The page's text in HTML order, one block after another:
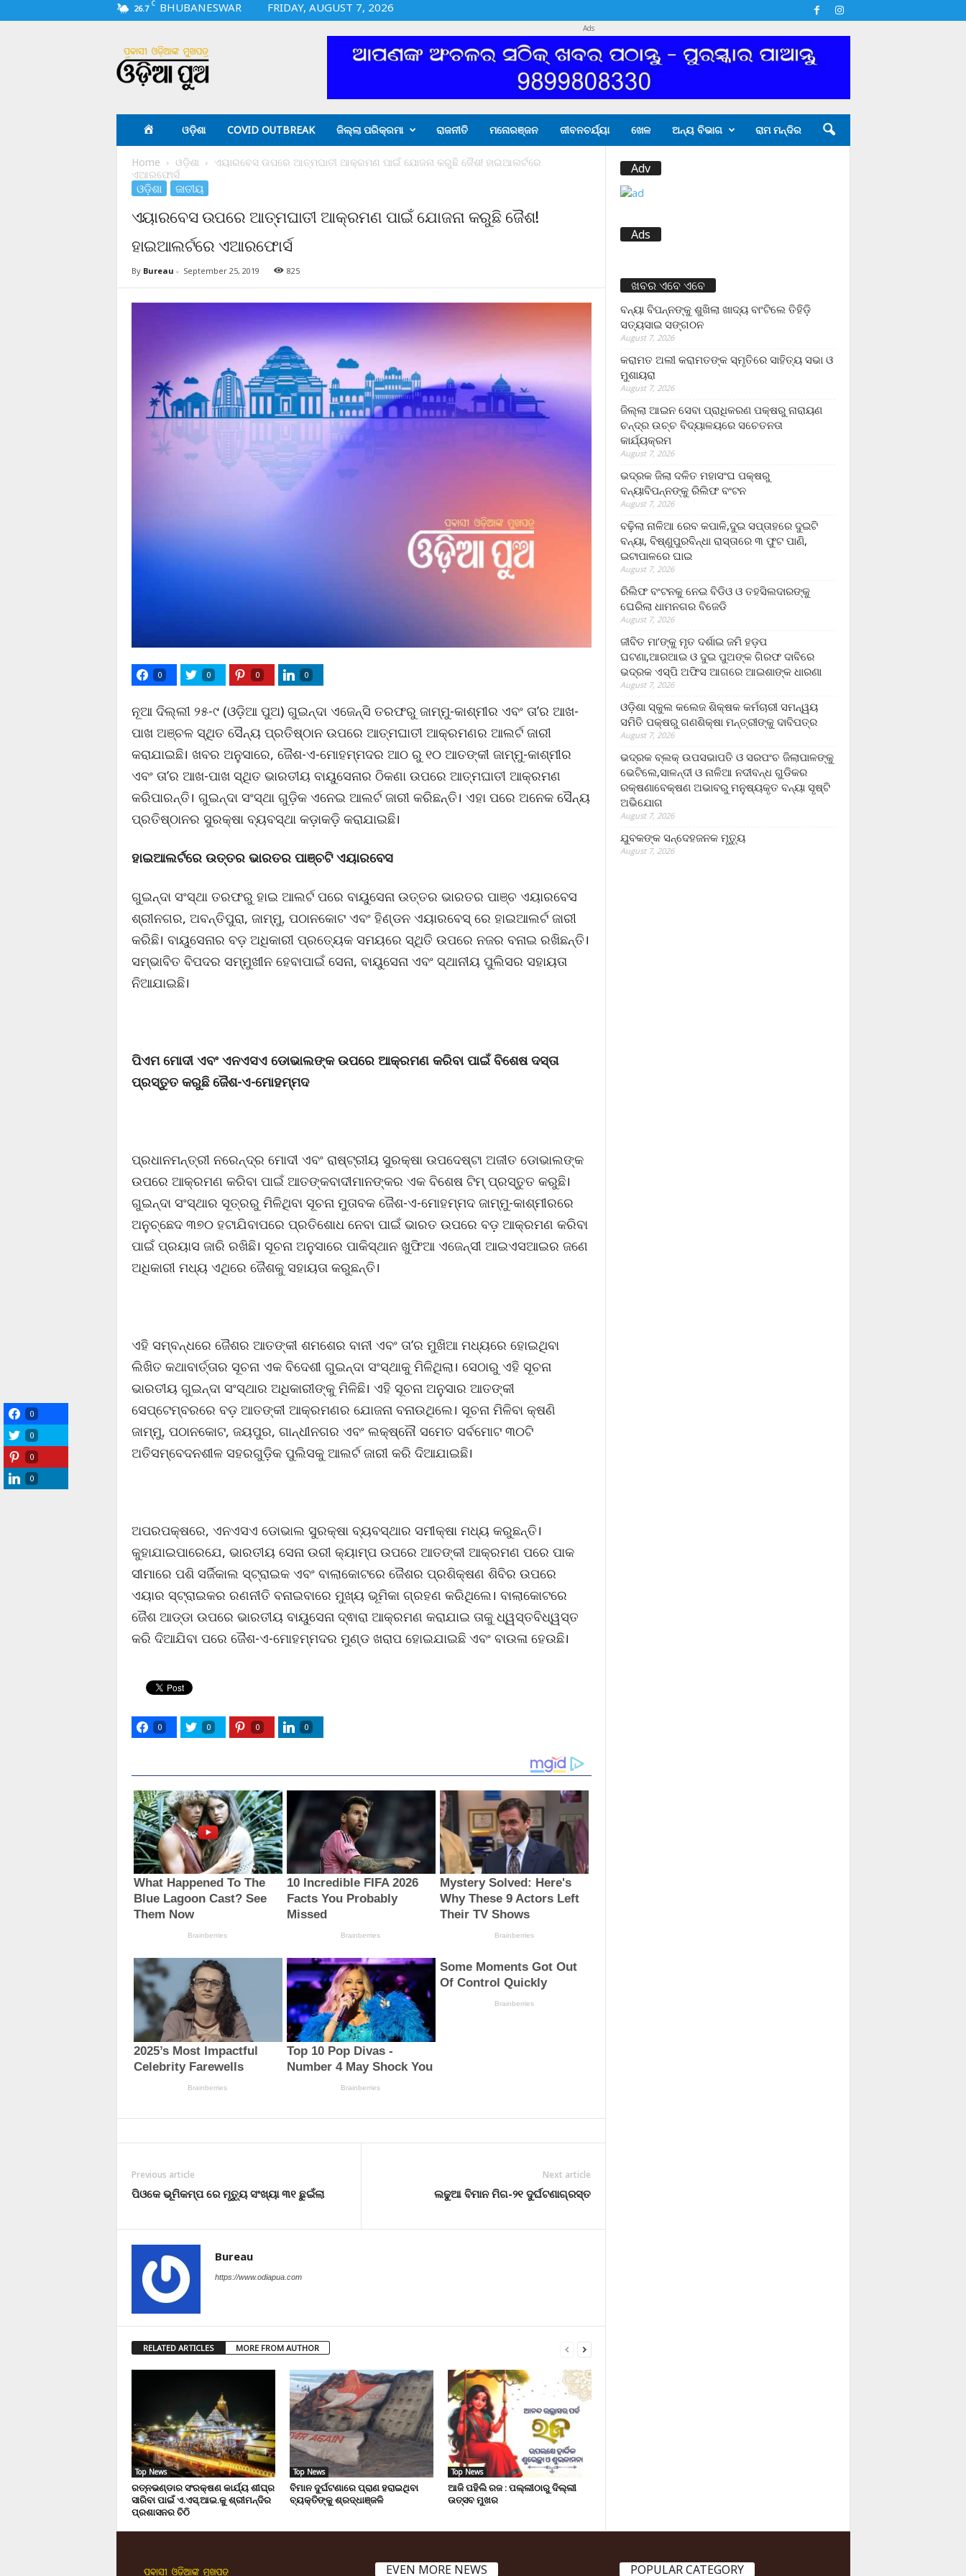
26.7 C BHUBANESWAR
FRIDAY, AUGUST 7, 2026
i
a
Ads
ଓଡ଼ିଶା COVID OUTBREAK ଜିଲ୍ଲା ପରିକ୍ରମା ରାଜନୀତି ମନୋରଞ୍ଜନ ଜୀବନଚର୍ଯ୍ୟା ଖେଳ ଅନ୍ୟ ବିଭାଗ ରାମ ମନ୍ଦିର
Home ଓଡ଼ିଶା
ଏୟାରବେସ ଉପରେ ଆତ୍ମଘାତୀ ଆକ୍ରମଣ ପାଇଁ ଯୋଜନା କରୁଛି ଜୈଶ! ହାଇଆଲର୍ଟରେ
ଏଆରଫୋର୍ସ
ଓଡ଼ିଶା ଜାତୀୟ
ଏୟାରବେସ ଉପରେ ଆତ୍ମଘାତୀ ଆକ୍ରମଣ ପାଇଁ ଯୋଜନା କରୁଛି ଜୈଶ!
ହାଇଆଲର୍ଟରେ ଏଆରଫୋର୍ସ
By Bureau - September 25, 2019 825
0 0 0 0
ନୂଆ ଦିଲ୍ଲୀ ୨୫-୯ (ଓଡ଼ିଆ ପୁଅ) ଗୁଇନ୍ଦା ଏଜେନ୍ସି ତରଫରୁ ଜାମ୍ମୁ-କାଶ୍ମୀର ଏବଂ ତା’ର ଆଖ-
ପାଖ ଅଞ୍ଚଳ ସ୍ଥିତ ସୈନ୍ୟ ପ୍ରତିଷ୍ଠାନ ଉପରେ ଆତ୍ମଘାତୀ ଆକ୍ରମଣର ଆଲର୍ଟ ଜାରୀ
କରାଯାଇଛି। ଖବର ଅନୁସାରେ, ଜୈଶ-ଏ-ମୋହମ୍ମଦର ଆଠ ରୁ ୧୦ ଆତଙ୍କୀ ଜାମ୍ମୁ-କାଶ୍ମୀର
ଏବଂ ତା’ର ଆଖ-ପାଖ ସ୍ଥିତ ଭାରତୀୟ ବାୟୁସେନାର ଠିକଣା ଉପରେ ଆତ୍ମଘାତୀ ଆକ୍ରମଣ
କରିପାରନ୍ତି। ଗୁଇନ୍ଦା ସଂସ୍ଥା ଗୁଡ଼ିକ ଏନେଇ ଆଲର୍ଟ ଜାରୀ କରିଛନ୍ତି। ଏହା ପରେ ଅନେକ ସୈନ୍ୟ
ପ୍ରତିଷ୍ଠାନର ସୁରକ୍ଷା ବ୍ୟବସ୍ଥା କଡ଼ାକଡ଼ି କରାଯାଇଛି।
ହାଇଆଲର୍ଟରେ ଉତ୍ତର ଭାରତର ପାଞ୍ଚଟି ଏୟାରବେସ
ଗୁଇନ୍ଦା ସଂସ୍ଥା ତରଫରୁ ହାଇ ଆଲର୍ଟ ପରେ ବାୟୁସେନା ଉତ୍ତର ଭାରତର ପାଞ୍ଚ ଏୟାରବେସ
ଶ୍ରୀନଗର, ଅବନ୍ତିପୁରା, ଜାମ୍ମୁ, ପଠାନକୋଟ ଏବଂ ହିଣ୍ଡନ ଏୟାରବେସ୍ ରେ ହାଇଆଲର୍ଟ ଜାରୀ
କରିଛି। ବାୟୁସେନାର ବଡ଼ ଅଧିକାରୀ ପ୍ରତ୍ୟେକ ସମୟରେ ସ୍ଥିତି ଉପରେ ନଜର ବନାଇ ରଖିଛନ୍ତି।
ସମ୍ଭାବିତ ବିପଦର ସମ୍ମୁଖୀନ ହେବାପାଇଁ ସେନା, ବାୟୁସେନା ଏବଂ ସ୍ଥାନୀୟ ପୁଲିସର ସହାୟତା
ନିଆଯାଇଛି।
ପିଏମ ମୋଦୀ ଏବଂ ଏନଏସଏ ଡୋଭାଲଙ୍କ ଉପରେ ଆକ୍ରମଣ କରିବା ପାଇଁ ବିଶେଷ ଦସ୍ତା
ପ୍ରସ୍ତୁତ କରୁଛି ଜୈଶ-ଏ-ମୋହମ୍ମଦ
ପ୍ରଧାନମନ୍ତ୍ରୀ ନରେନ୍ଦ୍ର ମୋଦୀ ଏବଂ ରାଷ୍ଟ୍ରୀୟ ସୁରକ୍ଷା ଉପଦେଷ୍ଟା ଅଜୀତ ଡୋଭାଲଙ୍କ
ଉପରେ ଆକ୍ରମଣ କରିବା ପାଇଁ ଆତଙ୍କବାଦୀମାନଙ୍କର ଏକ ବିଶେଷ ଟିମ୍ ପ୍ରସ୍ତୁତ କରୁଛି।
ଗୁଇନ୍ଦା ସଂସ୍ଥାର ସୂତ୍ରରୁ ମିଳିଥିବା ସୂଚନା ମୁତାବକ ଜୈଶ-ଏ-ମୋହମ୍ମଦ ଜାମ୍ମୁ-କାଶ୍ମୀରରେ
ଅନୁଚ୍ଛେଦ ୩୭୦ ହଟାଯିବାପରେ ପ୍ରତିଶୋଧ ନେବା ପାଇଁ ଭାରତ ଉପରେ ବଡ଼ ଆକ୍ରମଣ କରିବା
ପାଇଁ ପ୍ରୟାସ ଜାରି ରଖିଛି। ସୂଚନା ଅନୁସାରେ ପାକିସ୍ଥାନ ଖୁଫିଆ ଏଜେନ୍ସୀ ଆଇଏସଆଇର ଜଣେ
ଅଧିକାରୀ ମଧ୍ୟ ଏଥିରେ ଜୈଶକୁ ସହାୟତା କରୁଛନ୍ତି।
ଏହି ସମ୍ବନ୍ଧରେ ଜୈଶର ଆତଙ୍କୀ ଶମଶେର ବାନୀ ଏବଂ ତା’ର ମୁଖିଆ ମଧ୍ୟରେ ହୋଇଥିବା
ଲିଖିତ କଥାବାର୍ତ୍ତାର ସୂଚନା ଏକ ବିଦେଶୀ ଗୁଇନ୍ଦା ସଂସ୍ଥାକୁ ମିଳିଥିଲା। ସେଠାରୁ ଏହି ସୂଚନା
ଭାରତୀୟ ଗୁଇନ୍ଦା ସଂସ୍ଥାର ଅଧିକାରୀଙ୍କୁ ମିଳିଛି। ଏହି ସୂଚନା ଅନୁସାର ଆତଙ୍କୀ
ସେପ୍ଟେମ୍ବରରେ ବଡ଼ ଆତଙ୍କୀ ଆକ୍ରମଣର ଯୋଜନା ବନାଉଥିଲେ। ସୂଚନା ମିଳିବା କ୍ଷଣି
ଜାମ୍ମୁ, ପଠାନକୋଟ, ଜୟପୁର, ଗାନ୍ଧୀନଗର ଏବଂ ଲକ୍ଷ୍ନୌ ସମେତ ସର୍ବମୋଟ ୩୦ଟି
ଅତିସମ୍ବେଦନଶୀଳ ସହରଗୁଡ଼ିକ ପୁଲିସକୁ ଆଲର୍ଟ ଜାରୀ କରି ଦିଆଯାଇଛି।
ଅପରପକ୍ଷରେ, ଏନଏସଏ ଡୋଭାଲ ସୁରକ୍ଷା ବ୍ୟବସ୍ଥାର ସମୀକ୍ଷା ମଧ୍ୟ କରୁଛନ୍ତି।
କୁହାଯାଇପାରେଯେ, ଭାରତୀୟ ସେନା ଉରୀ କ୍ୟାମ୍ପ ଉପରେ ଆତଙ୍କୀ ଆକ୍ରମଣ ପରେ ପାକ
ସୀମାରେ ପଶି ସର୍ଜିକାଲ ସ୍ଟ୍ରାଇକ ଏବଂ ବାଲାକୋଟରେ ଜୈଶର ପ୍ରଶିକ୍ଷଣ ଶିବିର ଉପରେ
ଏୟାର ସ୍ଟ୍ରାଇକର ରଣନୀତି ବନାଇବାରେ ମୁଖ୍ୟ ଭୂମିକା ଗ୍ରହଣ କରିଥିଲେ। ବାଲାକୋଟରେ
ଜୈଶ ଆଡ୍ଡା ଉପରେ ଭାରତୀୟ ବାୟୁସେନା ଦ୍ଵାରା ଆକ୍ରମଣ କରାଯାଇ ତାକୁ ଧ୍ୱସ୍ତବିଧ୍ୱସ୍ତ
କରି ଦିଆଯିବା ପରେ ଜୈଶ-ଏ-ମୋହମ୍ମଦର ମୁଣ୍ଡ ଖରାପ ହୋଇଯାଇଛି ଏବଂ ବାଉଳା ହେଉଛି।
0 0 0 0
Previous article
ପିଓକେ ଭୂମିକମ୍ପ ରେ ମୃତ୍ୟୁ ସଂଖ୍ୟା ୩୧ ଛୁଇଁଲା
Next article
ଲଢୁଆ ବିମାନ ମିଗ-୨୧ ଦୁର୍ଘଟଣାଗ୍ରସ୍ତ
Bureau
https://www.odiapua.com
RELATED ARTICLES MORE FROM AUTHOR
Top News
ରତ୍ନଭଣ୍ଡାର ସଂରକ୍ଷଣ କାର୍ଯ୍ୟ ଶୀଘ୍ର
ସାରିବା ପାଇଁ ଏ.ଏସ୍.ଆଇ.କୁ ଶ୍ରୀମନ୍ଦିର
ପ୍ରଶାସନର ଚିଠି
Top News
ବିମାନ ଦୁର୍ଘଟଣାରେ ପ୍ରାଣ ହରାଇଥିବା
ବ୍ୟକ୍ତିଙ୍କୁ ଶ୍ରଦ୍ଧାଞ୍ଜଳି
Top News
ଆଜି ପହିଲି ରଜ : ପଲ୍ଲୀଠାରୁ ଦିଲ୍ଲୀ
ଉତ୍ସବ ମୁଖର
Adv
Ads
ଖବର ଏବେ ଏବେ
ବନ୍ୟା ବିପନ୍ନଙ୍କୁ ଶୁଖିଲା ଖାଦ୍ୟ ବାଂଟିଲେ ତିହିଡି଼
ସତ୍ୟସାଇ ସଙ୍ଗଠନ
August 7, 2026
କରାମତ ଅଲୀ କରାମତଙ୍କ ସ୍ମୃତିରେ ସାହିତ୍ୟ ସଭା ଓ
ମୁଶାୟରା
August 7, 2026
ଜିଲ୍ଲା ଆଇନ ସେବା ପ୍ରାଧିକରଣ ପକ୍ଷରୁ ନାରାୟଣ
ଚନ୍ଦ୍ର ଉଚ୍ଚ ବିଦ୍ୟାଳୟରେ ସଚେତନତା
କାର୍ଯ୍ୟକ୍ରମ
August 7, 2026
ଭଦ୍ରକ ଜିଲା ଦଳିତ ମହାସଂଘ ପକ୍ଷରୁ
ବନ୍ୟାବିପନ୍ନଙ୍କୁ ରିଲିଫ ବଂଟନ
August 7, 2026
ବଢ଼ିଲା ନାଳିଆ ରେବ କପାଳି,ଦୁଇ ସପ୍ତାହରେ ଦୁଇଟି
ବନ୍ୟା, ବିଷ୍ଣୁପୁରବିନ୍ଧା ରାସ୍ତାରେ ୩ ଫୁଟ ପାଣି,
ଇଟାପାଳରେ ଘାଇ
August 7, 2026
ରିଲିଫ ବଂଟନକୁ ନେଇ ବିଡିଓ ଓ ତହସିଲଦାରଙ୍କୁ
ଘେରିଲା ଧାମନଗର ବିଜେଡି
August 7, 2026
ଜୀବିତ ମା’ଙ୍କୁ ମୃତ ଦର୍ଶାଇ ଜମି ହଡ଼ପ
ଘଟଣା,ଆରଆଇ ଓ ଦୁଇ ପୁଅଙ୍କ ଗିରଫ ଦାବିରେ
ଭଦ୍ରକ ଏସ୍‌ପି ଅଫିସ ଆଗରେ ଆଇଶାଙ୍କ ଧାରଣା
August 7, 2026
ଓଡ଼ିଶା ସ୍କୁଲ କଲେଜ ଶିକ୍ଷକ କର୍ମଚାରୀ ସମନ୍ୱୟ
ସମିତି ପକ୍ଷରୁ ଗଣଶିକ୍ଷା ମନ୍ତ୍ରୀଙ୍କୁ ଦାବିପତ୍ର
August 7, 2026
ଭଦ୍ରକ ବ୍ଲକ୍ ଉପସଭାପତି ଓ ସରପଂଚ ଜିଲାପାଳଙ୍କୁ
ଭେଟିଲେ,ସାଳନ୍ଦୀ ଓ ନାଳିଆ ନଦୀବନ୍ଧ ଗୁଡିକର
ରକ୍ଷଣାବେକ୍ଷଣ ଅଭାବରୁ ମନୁଷ୍ୟକୃତ ବନ୍ୟା ସୃଷ୍ଟି
ଅଭିଯୋଗ
August 7, 2026
ଯୁବକଙ୍କ ସନ୍ଦେହଜନକ ମୃତ୍ୟୁ
August 7, 2026
EVEN MORE NEWS POPULAR CATEGORY
0
0
0
0